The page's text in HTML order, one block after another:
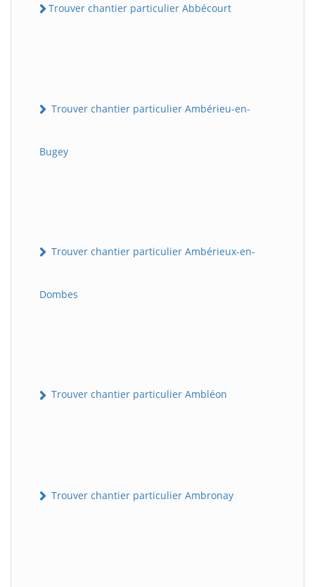
Trouver chantier particulier Abbécourt
Trouver chantier particulier Ambérieu-en-
Bugey
Trouver chantier particulier Ambérieux-en-
Dombes
Trouver chantier particulier Ambléon
Trouver chantier particulier Ambronay